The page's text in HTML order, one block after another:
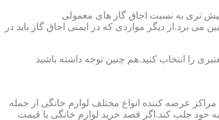
بیش تری به نسبت اجاق گاز های معمولی
برد.از دیگر مواردی که در ایمنی اجاق گاز باید در
را انتخاب کنید.هم چنین توجه داشته باشید
مراکز عرضه کننده انواع مختلف لوازم خانگی از جمله
خود جلب کند.اگر قصد خرید لوازم خانگی با قیمت